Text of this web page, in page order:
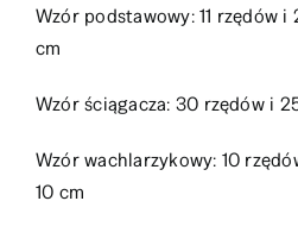
Wzór podstawowy: 11 rzędów i
cm
Wzór ściągacza: 30 rzędów i
Wzór wachlarzykowy: 10
10 cm